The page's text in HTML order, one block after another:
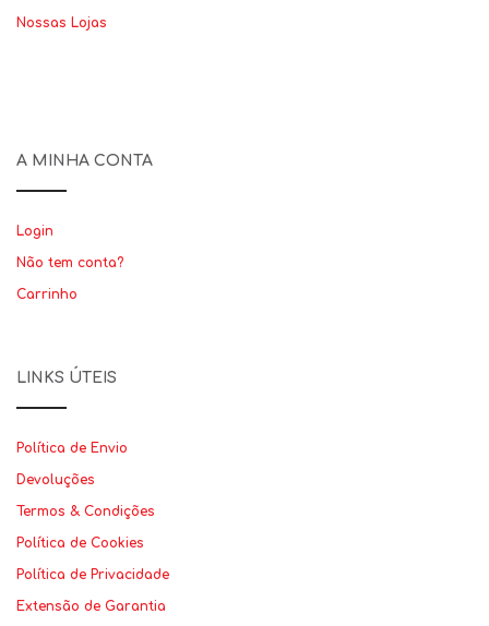
Nossas Lojas
A MINHA CONTA
Login
Não tem conta?
Carrinho
LINKS ÚTEIS
Política de Envio
Devoluções
Termos & Condições
Política de Cookies
Política de Privacidade
Extensão de Garantia